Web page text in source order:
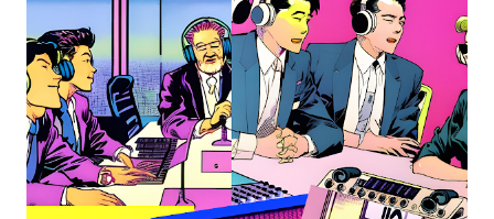
del viejo radioteatro. En ese rumbo, La Esfera es la gran
superproducción que entregó Podium Podcast este año, con
una historia (nuevamente) de ciencia ficción que retoma un
tema clásico del género: los OVNIs, la presencia extraterrestre
en nuestro planeta, las conspiraciones gubernamentales y "The
truth is out there" . Tan marcada es la influencia de X-Files en
este podcast que hasta lo celebran con la inclusión de la